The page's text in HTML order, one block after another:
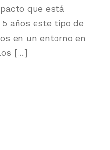
que está
años este tipo de
en un entorno en
[…]